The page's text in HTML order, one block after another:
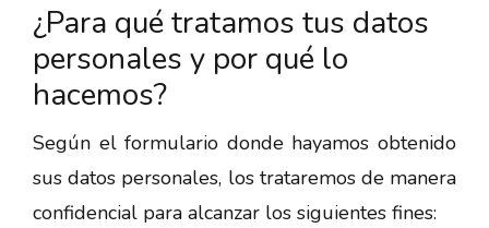
¿Para qué tratamos tus datos
personales y por qué lo
hacemos?
Según el formulario donde hayamos obtenido
sus datos personales, los trataremos de manera
confidencial para alcanzar los siguientes fines: